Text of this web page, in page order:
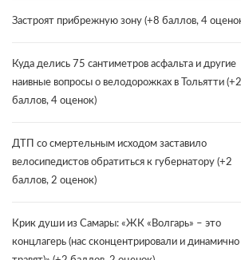
Застроят прибрежную зону (+8 баллов, 4
Куда делись 75 сантиметров асфальта и другие
наивные вопросы о велодорожках в Тольятти (+2
баллов, 4 оценок)
ДТП со смертельным исходом заставило
велосипедистов обратиться к губернатору (+2
баллов, 2 оценок)
Крик души из Самары: «ЖК «Волгарь» – это
концлагерь (нас сконцентрировали и динамично